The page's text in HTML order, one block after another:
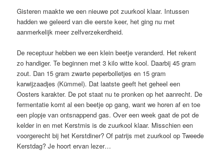
Gisteren maakte we een nieuwe pot zuurkool klaar. Intussen
hadden we geleerd van die eerste keer, het ging nu met
aanmerkelijk meer zelfverzekerdheid.
De receptuur hebben we een klein beetje veranderd. Het rekent
zo handiger. Te beginnen met 3 kilo witte kool. Daarbij 45 gram
zout. Dan 15 gram zwarte peperbolletjes en 15 gram
karwijzaadjes (Kümmel). Dat laatste geeft het geheel een
Oosters karakter. De pot staat nu te pronken op het aanrecht. De
fermentatie komt al een beetje op gang, want we horen af en toe
een plopje van ontsnappend gas. Over een week gaat de pot de
kelder in en met Kerstmis is de zuurkool klaar. Misschien een
voorgerecht bij het Kerstdiner? Of patrijs met zuurkool op Tweede
Kerstdag? Je hoort ervan lezer…